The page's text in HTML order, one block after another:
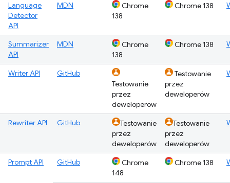
Language
Detector
API
MDN
Chrome
138
Chrome 138
Summarizer
API
MDN
Chrome
138
Chrome 138
Writer API
GitHub
Testowanie
przez
deweloperów
Testowanie
przez
deweloperów
Rewriter API GitHub
Testowanie
przez
deweloperów
Testowanie
przez
deweloperów
Prompt API GitHub
Chrome
148
Chrome 138